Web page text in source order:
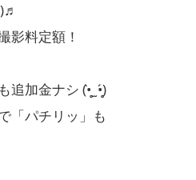
影料定額！
追加金ナシ (•̥̀ ̫ •̥́)
「パチリッ」も